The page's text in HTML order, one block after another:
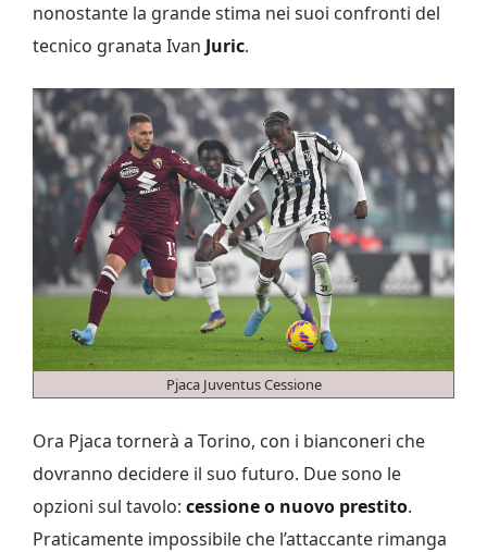
nonostante la grande stima nei suoi confronti del
tecnico granata Ivan Juric.
Pjaca Juventus Cessione
Ora Pjaca tornerà a Torino, con i bianconeri che
dovranno decidere il suo futuro. Due sono le
opzioni sul tavolo: cessione o nuovo prestito.
Praticamente impossibile che l’attaccante rimanga